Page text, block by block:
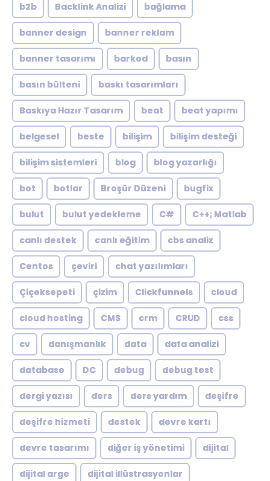
b2b Backlink Analizi bağlama
banner design banner reklam
banner tasarımı barkod basın
basın bülteni baskı tasarımları
Baskıya Hazır Tasarım beat beat yapımı
belgesel beste bilişim bilişim desteği
bilişim sistemleri blog blog yazarlığı
bot botlar Broşür Düzeni bugfix
bulut bulut yedekleme C# C++; Matlab
canlı destek canlı eğitim cbs analiz
Centos çeviri chat yazılımları
Çiçeksepeti çizim Clickfunnels cloud
cloud hosting CMS crm CRUD css
cv danışmanlık data data analizi
database DC debug debug test
dergi yazısı ders ders yardım deşifre
deşifre hizmeti destek devre kartı
devre tasarımı diğer iş yönetimi dijital
dijital arge dijital illüstrasyonlar